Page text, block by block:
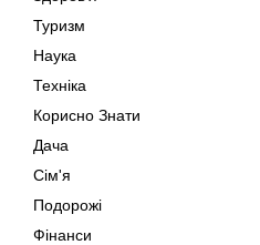
Туризм
Наука
Техніка
Корисно Знати
Дача
Сім'я
Подорожі
Фінанси